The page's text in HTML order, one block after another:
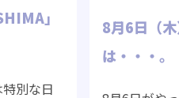
」
別な日
8月6日（
は・・・。